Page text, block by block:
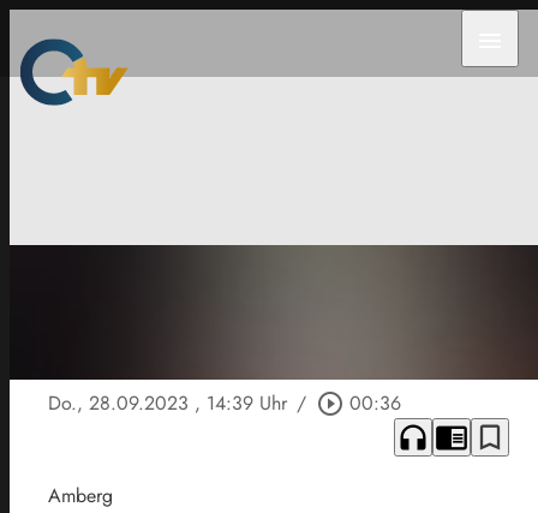
Do., 28.09.2023 , 14:39 Uhr / play_circle_outline 00:36
headphones chrome_reader_mode bookmark_border
Amberg